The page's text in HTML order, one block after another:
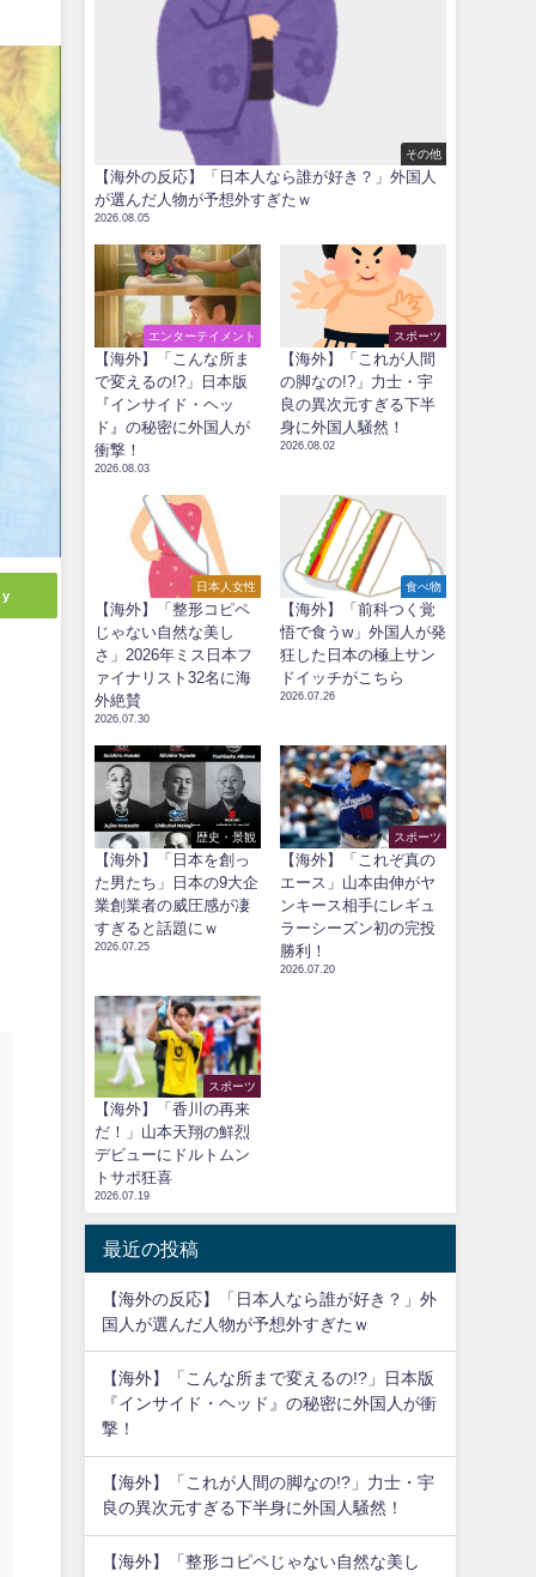
その他
【海外の反応】「日本人なら誰が好き？」外国人
が選んだ人物が予想外すぎたｗ
2026.08.05
エンターテイメント
【海外】「こんな所ま
で変えるの!?」日本版
『インサイド・ヘッ
ド』の秘密に外国人が
衝撃！
2026.08.03
スポーツ
【海外】「これが人間
の脚なの!?」力士・宇
良の異次元すぎる下半
身に外国人騒然！
2026.08.02
日本人女性
【海外】「整形コピペ
じゃない自然な美し
さ」2026年ミス日本フ
ァイナリスト32名に海
外絶賛
2026.07.30
食べ物
【海外】「前科つく覚
悟で食うw」外国人が発
狂した日本の極上サン
ドイッチがこちら
2026.07.26
歴史・景観
【海外】「日本を創っ
た男たち」日本の9大企
業創業者の威圧感が凄
すぎると話題にｗ
2026.07.25
スポーツ
【海外】「これぞ真の
エース」山本由伸がヤ
ンキース相手にレギュ
ラーシーズン初の完投
勝利！
2026.07.20
スポーツ
【海外】「香川の再来
だ！」山本天翔の鮮烈
デビューにドルトムン
トサポ狂喜
2026.07.19
最近の投稿
【海外の反応】「日本人なら誰が好き？」外
国人が選んだ人物が予想外すぎたｗ
【海外】「こんな所まで変えるの!?」日本版
『インサイド・ヘッド』の秘密に外国人が衝
撃！
【海外】「これが人間の脚なの!?」力士・宇
良の異次元すぎる下半身に外国人騒然！
【海外】「整形コピペじゃない自然な美し